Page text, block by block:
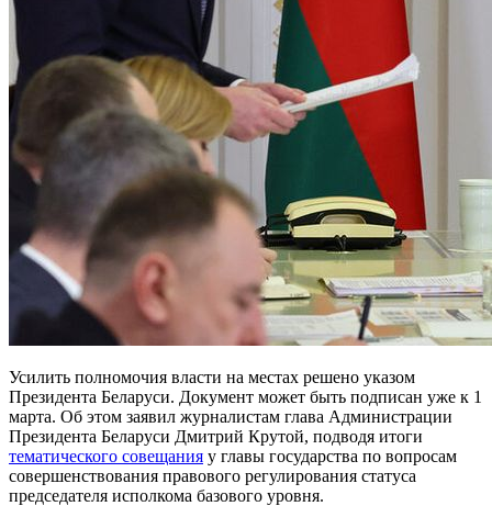
Усилить полномочия власти на местах решено указом
Президента Беларуси. Документ может быть подписан уже к 1
марта. Об этом заявил журналистам глава Администрации
Президента Беларуси Дмитрий Крутой, подводя итоги
тематического совещания у главы государства по вопросам
совершенствования правового регулирования статуса
председателя исполкома базового уровня.